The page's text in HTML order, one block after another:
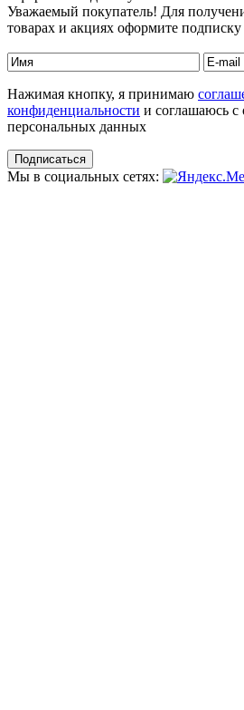
Уважаемый покупатель! Для
товарах и акциях оформите подписку
Нажимая кнопку, я принимаю
конфиденциальности и соглашаюсь с
персональных данных
Мы в социальных сетях: